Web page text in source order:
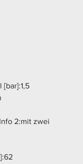
2:mit zwei